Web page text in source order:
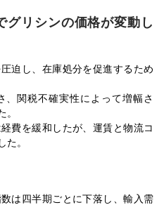
グリシンの価格が変動し
迫し、在庫処分を促進するため
、関税不確実性によって増幅さ
費を緩和したが、運賃と物流コ
た。
は四半期ごとに下落し、輸入需